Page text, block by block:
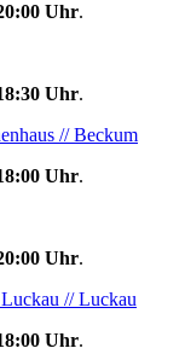
Uhr.
Uhr.
// Beckum
Uhr.
Uhr.
// Luckau
Uhr.